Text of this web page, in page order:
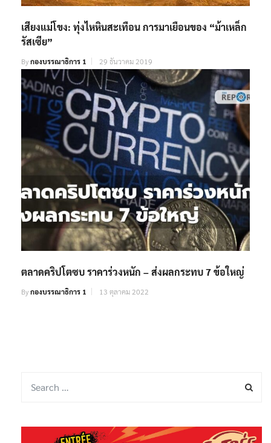
เสียงแม่โขง: ทุ่งไหหินสะเทือน การมาเยือนของ “ม้าเหล็ก
รัสเซีย”
Byกองบรรณาธิการ 1 29 ธันวาคม 2019
ตลาดคริปโตซบ ราคาร่วงหนัก – ส่งผลกระทบ 7 ข้อใหญ่
Byกองบรรณาธิการ 1 13 ตุลาคม 2022